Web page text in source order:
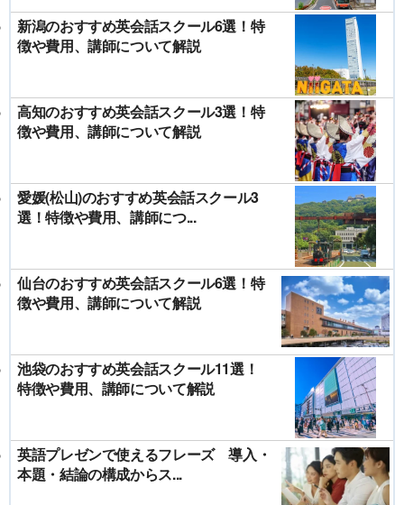
新潟のおすすめ英会話スクール6選！特
徴や費用、講師について解説
高知のおすすめ英会話スクール3選！特
徴や費用、講師について解説
愛媛(松山)のおすすめ英会話スクール3
選！特徴や費用、講師につ...
仙台のおすすめ英会話スクール6選！特
徴や費用、講師について解説
池袋のおすすめ英会話スクール11選！
特徴や費用、講師について解説
英語プレゼンで使えるフレーズ 導入・
本題・結論の構成からス...